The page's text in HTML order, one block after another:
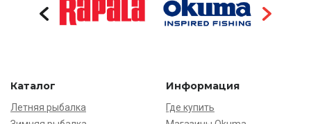
Каталог
Летняя рыбалка
Информация
Где купить